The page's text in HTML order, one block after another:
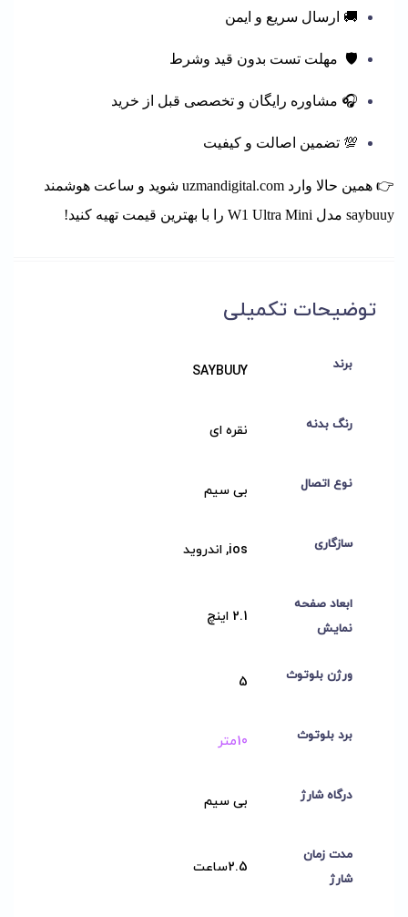
🚚 ارسال سریع و ایمن
🛡️ مهلت تست بدون قید وشرط
🎧 مشاوره رایگان و تخصصی قبل از خرید
💯 تضمین اصالت و کیفیت
👉 همین حالا وارد uzmandigital.com شوید و ساعت هوشمند
saybuuy مدل W1 Ultra
Mini را با بهترین قیمت تهیه کنید!
توضیحات تکمیلی
برند SAYBUUY
رنگ بدنه نقره ای
نوع اتصال بی سیم
سازگاری ios, اندروید
ابعاد صفحه
نمایش
2.1 اینچ
ورژن بلوتوث 5
برد بلوتوث 10متر
درگاه شارژ بی سیم
مدت زمان
شارژ
2.5ساعت